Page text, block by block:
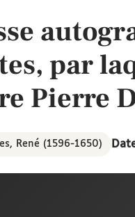
par
Pierre
son
René (1596-1650)